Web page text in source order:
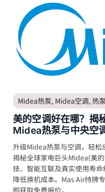
Midea热泵, Midea空调, 热
美的空调好在哪？揭
Midea热泵与中央空
升级Midea热泵与空调，轻
揭秘全球家电巨头Midea(美
技、智能互联及真实使用寿
降低换机成本。Mas Air持牌